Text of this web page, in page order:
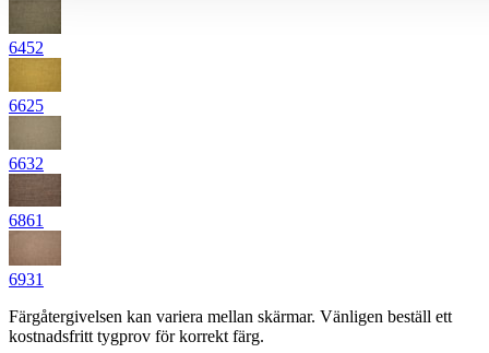
6452
6625
6632
6861
6931
Färgåtergivelsen kan variera mellan skärmar. Vänligen beställ ett
kostnadsfritt tygprov för korrekt färg.